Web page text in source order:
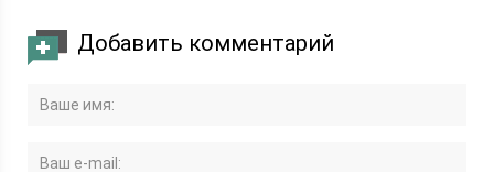
Добавить комментарий